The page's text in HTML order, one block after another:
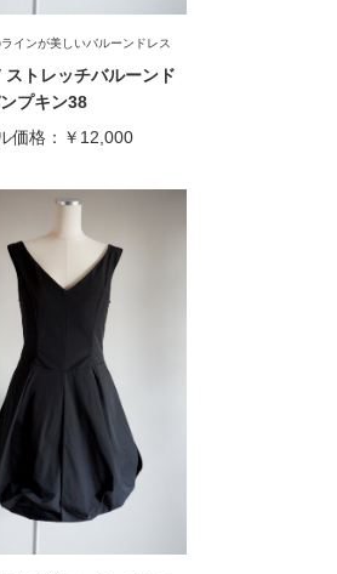
インが美しいバルーンドレス
ストレッチバルーンド
プキン38
価格： ￥12,000